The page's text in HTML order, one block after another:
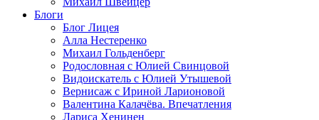
Блоги
Блог Лицея
Алла Нестеренко
Михаил Гольденберг
Родословная с Юлией Свинцовой
Видоискатель с Юлией Утышевой
Вернисаж с Ириной Ларионовой
Валентина Калачёва. Впечатления
Лариса Хенинен